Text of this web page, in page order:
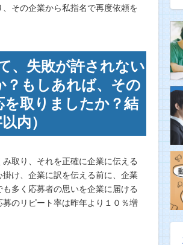
その企業から私指名で再度依頼を
、失敗が許されない
もしあれば、その
取りましたか？結
内）
取り、それを正確に企業に伝える
け、企業に訳を伝える前に、企業
多く応募者の思いを企業に届ける
のリピート率は昨年より１０％増